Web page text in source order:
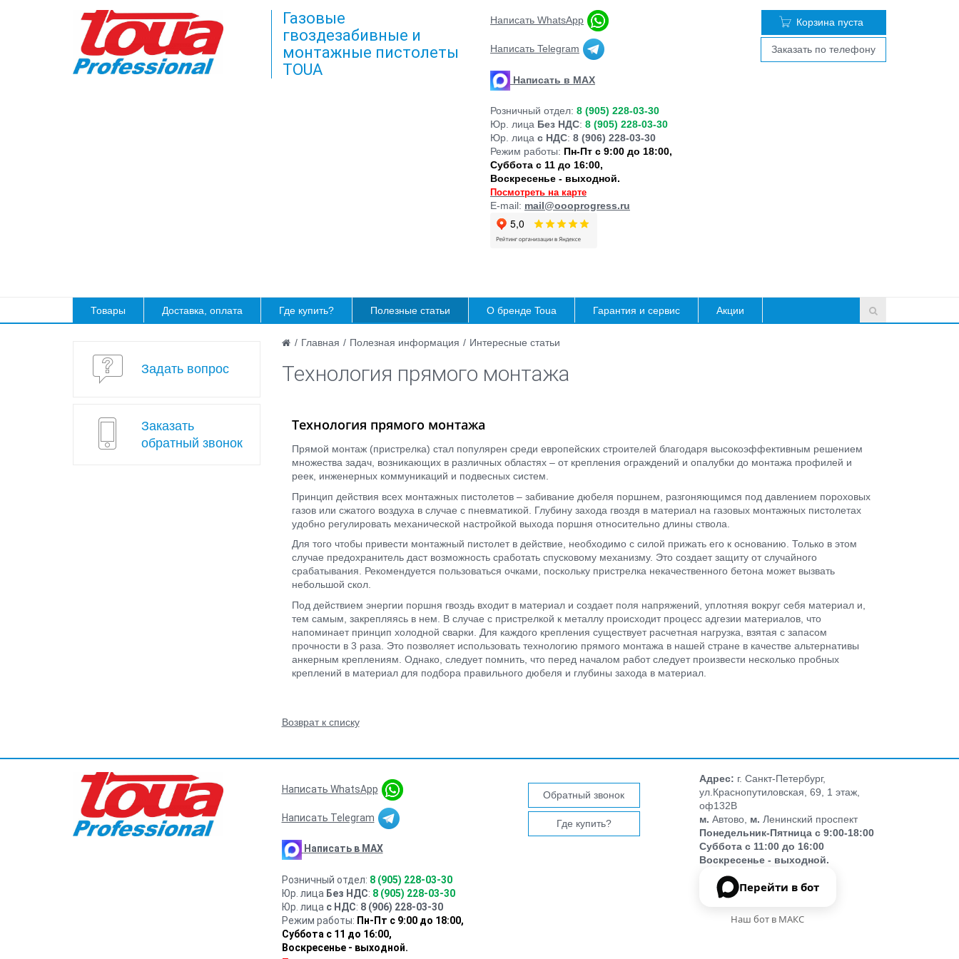
Газовые
гвоздезабивные и
монтажные пистолеты
TOUA
Написать WhatsApp
Написать Telegram
Написать в MAX
Розничный отдел: 8 (905) 228-03-30
Юр. лица Без НДС: 8 (905) 228-03-30
Юр. лица с НДС: 8 (906) 228-03-30
Режим работы: Пн-Пт с 9:00 до 18:00,
Суббота с 11 до 16:00,
Воскресенье - выходной.
Посмотреть на карте
E-mail: mail@oooprogress.ru
Корзина пуста
Заказать по телефону
Товары Доставка, оплата Где купить? Полезные статьи О бренде Toua Гарантия и сервис Акции
/ Главная / Полезная информация / Интересные статьи
Технология прямого монтажа
Технология прямого монтажа
Прямой монтаж (пристрелка) стал популярен среди европейских строителей благодаря высокоэффективным решением
множества задач, возникающих в различных областях – от крепления ограждений и опалубки до монтажа профилей и
реек, инженерных коммуникаций и подвесных систем.
Принцип действия всех монтажных пистолетов – забивание дюбеля поршнем, разгоняющимся под давлением пороховых
газов или сжатого воздуха в случае с пневматикой. Глубину захода гвоздя в материал на газовых монтажных пистолетах
удобно регулировать механической настройкой выхода поршня относительно длины ствола.
Для того чтобы привести монтажный пистолет в действие, необходимо с силой прижать его к основанию. Только в этом
случае предохранитель даст возможность сработать спусковому механизму. Это создает защиту от случайного
срабатывания. Рекомендуется пользоваться очками, поскольку пристрелка некачественного бетона может вызвать
небольшой скол.
Под действием энергии поршня гвоздь входит в материал и создает поля напряжений, уплотняя вокруг себя материал и,
тем самым, закрепляясь в нем. В случае с пристрелкой к металлу происходит процесс адгезии материалов, что
напоминает принцип холодной сварки. Для каждого крепления существует расчетная нагрузка, взятая с запасом
прочности в 3 раза. Это позволяет использовать технологию прямого монтажа в нашей стране в качестве альтернативы
анкерным креплениям. Однако, следует помнить, что перед началом работ следует произвести несколько пробных
креплений в материал для подбора правильного дюбеля и глубины захода в материал.
Возврат к списку
Задать вопрос
Заказать
обратный звонок
Написать WhatsApp
Написать Telegram
Написать в MAX
Розничный отдел: 8 (905) 228-03-30
Юр. лица Без НДС: 8 (905) 228-03-30
Юр. лица с НДС: 8 (906) 228-03-30
Режим работы: Пн-Пт с 9:00 до 18:00,
Суббота с 11 до 16:00,
Воскресенье - выходной.
Обратный звонок
Где купить?
Адрес: г. Санкт-Петербург,
ул.Краснопутиловская, 69, 1 этаж,
оф132В
м. Автово, м. Ленинский проспект
Понедельник-Пятница с 9:00-18:00
Суббота с 11:00 до 16:00
Воскресенье - выходной.
Перейти в бот
Наш бот в МАКС